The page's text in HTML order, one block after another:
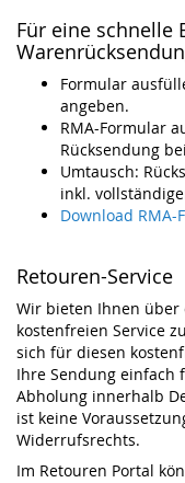
Für eine schnelle
Formular
angeben.
RMA-Formular
Rücksendung
Umtausch:
inkl.
Download RMA-
Retouren-Service
Wir bieten Ihnen über
kostenfreien Service
sich für diesen
Ihre Sendung
Abholung innerhalb
ist keine
Widerrufsrechts.
Im Retouren Portal